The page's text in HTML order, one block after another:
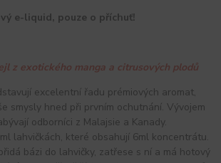
e-liquid, pouze o příchuť!
z exotického manga a citrusových plodů
excelentní řadu prémiových aromat,
smysly hned při prvním ochutnání. Vývojem
odborníci z Malajsie a Kanady.
lahvičkách, které obsahují 6ml koncentrátu.
bázi do lahvičky, zatřese s ní a má hotový